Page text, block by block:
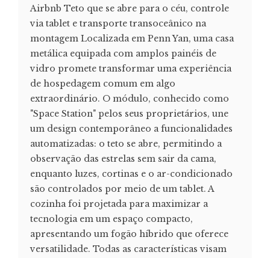
Airbnb Teto que se abre para o céu, controle
via tablet e transporte transoceânico na
montagem Localizada em Penn Yan, uma casa
metálica equipada com amplos painéis de
vidro promete transformar uma experiência
de hospedagem comum em algo
extraordinário. O módulo, conhecido como
"Space Station" pelos seus proprietários, une
um design contemporâneo a funcionalidades
automatizadas: o teto se abre, permitindo a
observação das estrelas sem sair da cama,
enquanto luzes, cortinas e o ar-condicionado
são controlados por meio de um tablet. A
cozinha foi projetada para maximizar a
tecnologia em um espaço compacto,
apresentando um fogão híbrido que oferece
versatilidade. Todas as características visam